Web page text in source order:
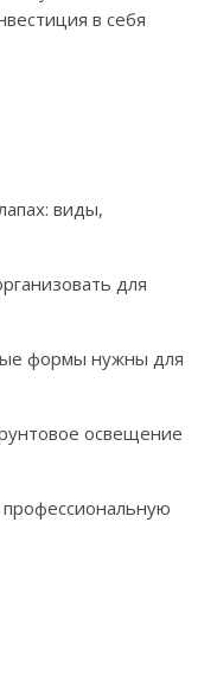
в себя
виды,
для
формы нужны для
освещение